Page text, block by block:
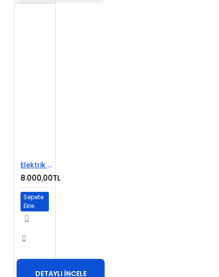
Elektrik Ürünleri E-Ticaret Sitesi
8.000,00TL
Sepete
Ekle
DETAYLI İNCELE